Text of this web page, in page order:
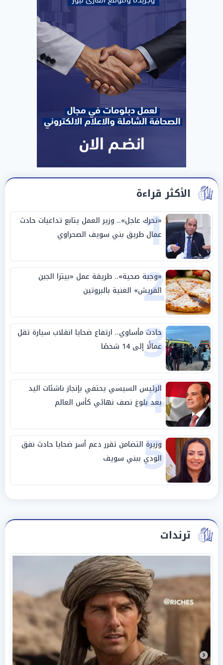
الأكثر قراءة
1
«تحرك عاجل».. وزير العمل يتابع تداعيات حادث
عمال طريق بني سويف الصحراوي
2
«وجبة صحية».. طريقة عمل «بيتزا الجبن
القريش» الغنية بالبروتين
3
حادث مأساوي.. ارتفاع ضحايا انقلاب سيارة تقل
عمالًا إلى 14 شخصًا
4
الرئيس السيسي يحتفي بإنجاز ناشئات اليد
بعد بلوغ نصف نهائي كأس العالم
5
وزيرة التضامن تقرر دعم أسر ضحايا حادث نفق
الودي ببني سويف
ترندات